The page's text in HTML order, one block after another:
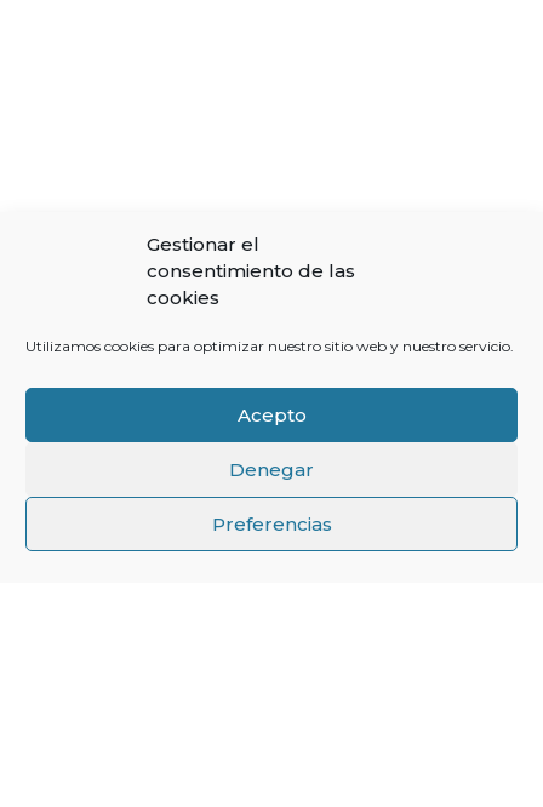
Gestionar el
consentimiento de las
cookies
Utilizamos cookies para optimizar nuestro sitio web y nuestro servicio.
Acepto
Denegar
Preferencias